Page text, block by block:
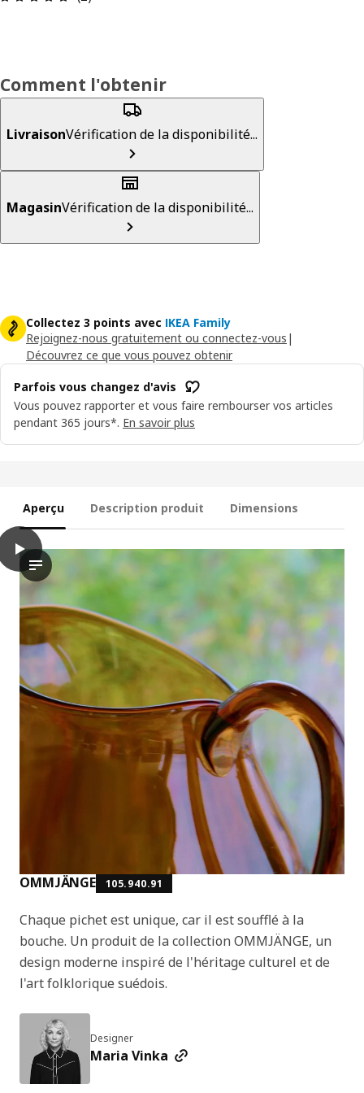
Comment l'obtenir
LivraisonVérification de la disponibilité...
MagasinVérification de la disponibilité...
Collectez 3 points avec IKEA Family
Rejoignez-nous gratuitement ou connectez-vous |
Découvrez ce que vous pouvez obtenir
Parfois vous changez d'avis
Vous pouvez rapporter et vous faire rembourser vos articles
pendant 365 jours*. En savoir plus
Aperçu Description produit Dimensions
OMMJÄNGE 105.940.91
Chaque pichet est unique, car il est soufflé à la
bouche. Un produit de la collection OMMJÄNGE, un
design moderne inspiré de l'héritage culturel et de
l'art folklorique suédois.
Designer
Maria Vinka
play
Dans la vidéo, l’accent est mis sur une caractéristique d’un
OMMJÄNGE Pichet, verre/brun, 2.7 l